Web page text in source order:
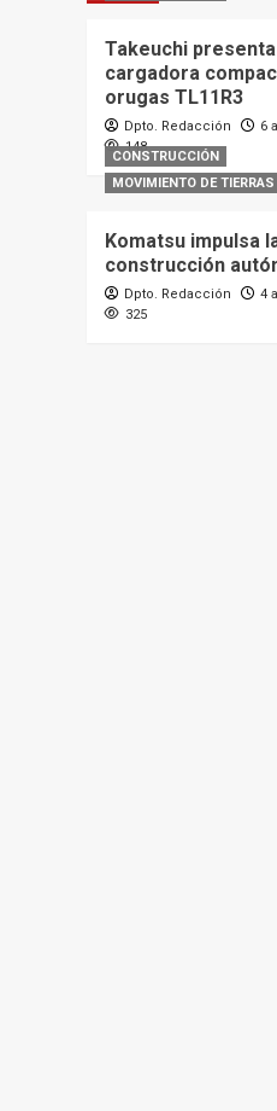
Takeuchi
cargadora
orugas TL11R3
Dpto. Redacción
6
148
CONSTRUCCIÓN
MOVIMIENTO DE TIERRAS
Komatsu impulsa
construcción
Dpto. Redacción
4
325